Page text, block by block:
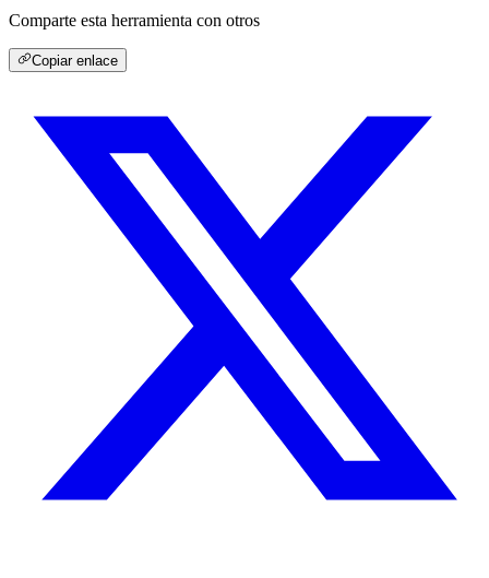
Comparte esta herramienta con otros
Copiar enlace